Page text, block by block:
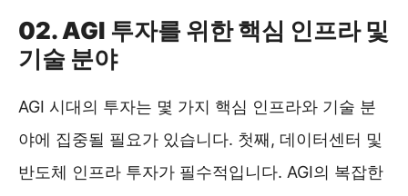
02. AGI 투자를 위한 핵심 인프라 및
기술 분야
AGI 시대의 투자는 몇 가지 핵심 인프라와 기술 분
야에 집중될 필요가 있습니다. 첫째, 데이터센터 및
반도체 인프라 투자가 필수적입니다. AGI의 복잡한